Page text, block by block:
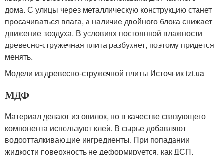
дома. С улицы через металлическую конструкцию станет
просачиваться влага, а наличие двойного блока снижает
движение воздуха. В условиях постоянной влажности
древесно-стружечная плита разбухнет, поэтому придется
менять.
Модели из древесно-стружечной плиты Источник izi.ua
МДФ
Материал делают из опилок, но в качестве связующего
компонента используют клей. В сырье добавляют
водоотталкивающие ингредиенты. При попадании
жидкости поверхность не деформируется, как ДСП.